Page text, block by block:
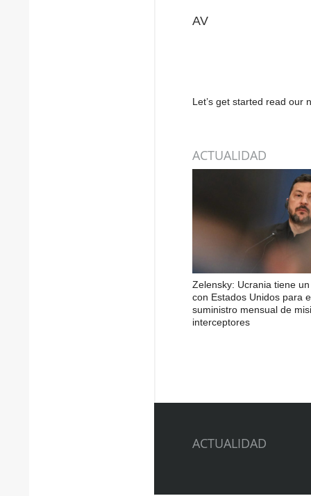
AV
Let’s get started read our
ACTUALIDAD
Zelensky: Ucrania tiene
con Estados Unidos para
suministro mensual de
interceptores
ACTUALIDAD